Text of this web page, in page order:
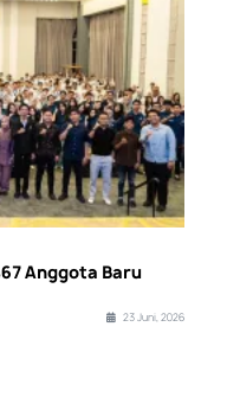
Anggota Baru
23 Juni, 2026